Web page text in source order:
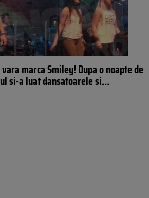
marca Smiley! Dupa o noapte de
si-a luat dansatoarele si…